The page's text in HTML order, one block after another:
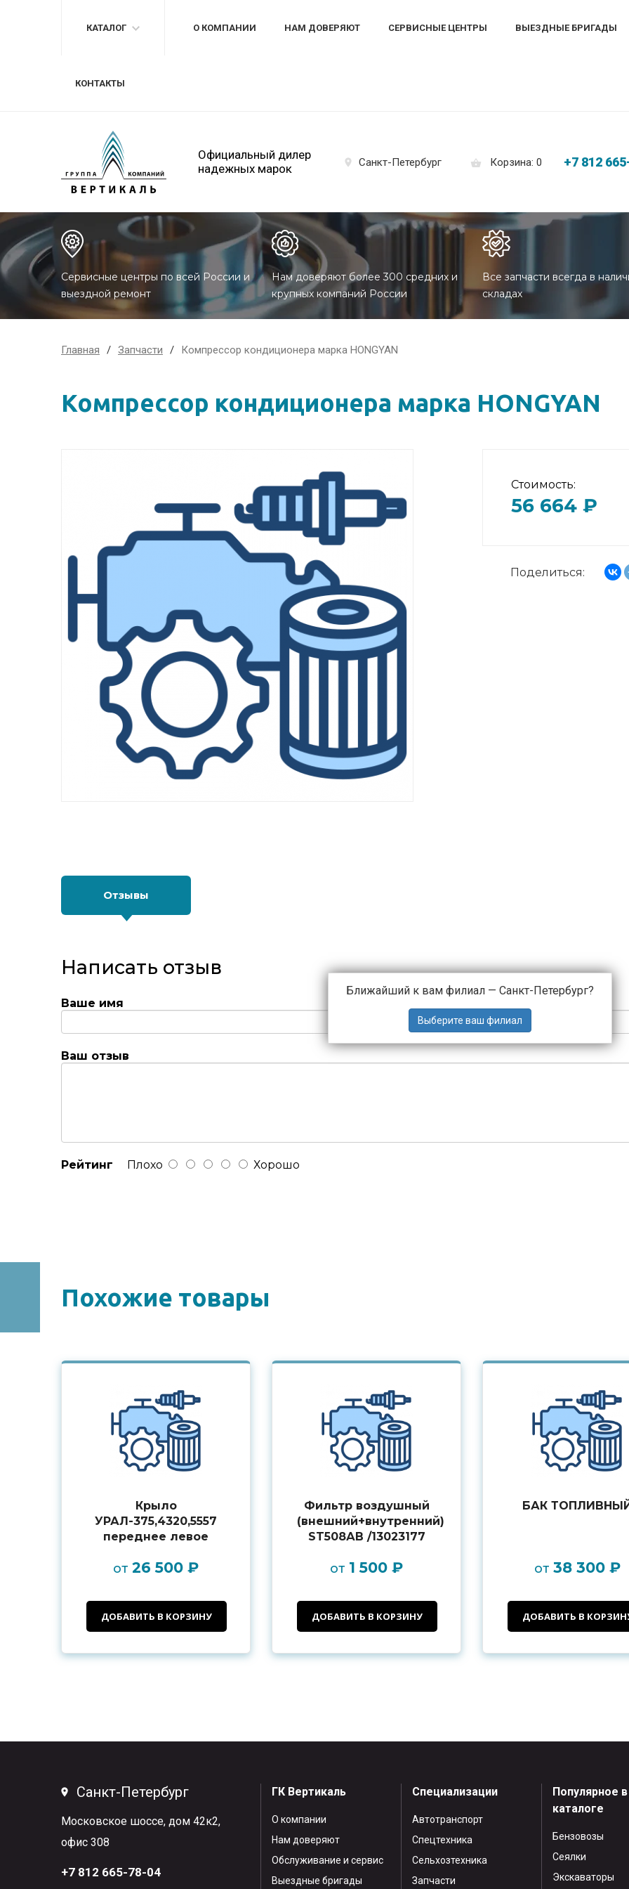
КАТАЛОГ О КОМПАНИИ НАМ ДОВЕРЯЮТ СЕРВИСНЫЕ ЦЕНТРЫ ВЫЕЗДНЫЕ БРИГАДЫ
КОНТАКТЫ
Официальный дилер
надежных марок
Санкт-Петербург
Ближайший к вам филиал — Санкт-Петербург?
Корзина: 0 +7 812
Сервисные центры по всей России и
выездной ремонт
Нам доверяют более 300 средних и
крупных компаний России
Все запчасти всегда в
складах
Главная Запчасти Компрессор кондиционера марка HONGYAN
Компрессор кондиционера марка HONGYAN
Стоимость:
56 664 ₽
Поделиться:
Отзывы
Написать отзыв
Ваше имя
Ваш отзыв
Рейтинг Плохо Хорошо
Похожие товары
Крыло
УРАЛ-375,4320,5557
переднее левое
от 26 500 ₽
ДОБАВИТЬ В КОРЗИНУ
Фильтр воздушный
(внешний+внутренний)
ST508АВ /13023177
от 1 500 ₽
ДОБАВИТЬ В КОРЗИНУ
БАК
от 38 300 ₽
ДОБАВИТЬ В
Санкт-Петербург
Московское шоссе, дом 42к2,
офис 308
+7 812 665-78-04
ГК Вертикаль
О компании
Нам доверяют
Обслуживание и сервис
Выездные бригады
Специализации
Автотранспорт
Спецтехника
Сельхозтехника
Запчасти
Популярное в
каталоге
Бензовозы
Сеялки
Экскаваторы